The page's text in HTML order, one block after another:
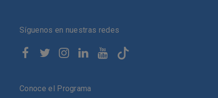
Síguenos en nuestras redes
Conoce el Programa